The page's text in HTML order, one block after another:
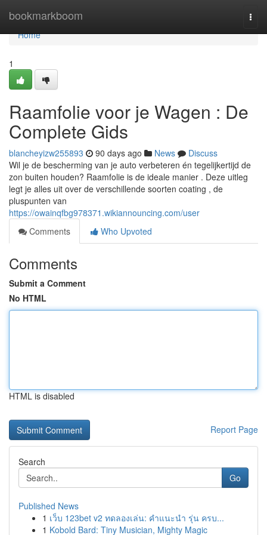
bookmarkboom
Home
Home
1
Raamfolie voor je Wagen : De
Complete Gids
blancheyizw255893 90 days ago News
Discuss
Wil je de bescherming van je auto verbeteren én tegelijkertijd de
zon buiten houden? Raamfolie is de ideale manier . Deze uitleg
legt je alles uit over de verschillende soorten coating , de
pluspunten van
https://owainqfbg978371.wikiannouncing.com/user
Comments
Who Upvoted
Comments
Submit a Comment
No HTML
HTML is disabled
Report Page
Search
Go
Published News
1 เว็บ 123bet v2 ทดลองเล่น: คำแนะนำ รุ่น ครบ...
1 Kobold Bard: Tiny Musician, Mighty Magic